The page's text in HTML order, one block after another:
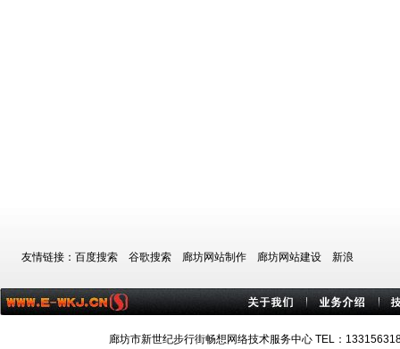
友情链接： 百度搜索 谷歌搜索 廊坊网站制作 廊坊网站建设 新浪
廊坊市新世纪步行街畅想网络技术服务中心 TEL：